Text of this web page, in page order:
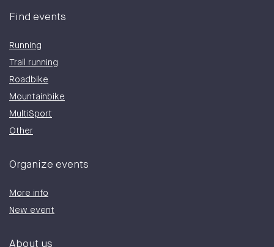
Find events
Running
Trail running
Roadbike
Mountainbike
MultiSport
Other
Organize events
More info
New event
About us